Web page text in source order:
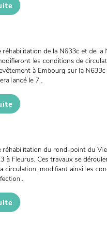
réhabilitation de la N633c et de
les conditions de
à Embourg sur la
lancé le 7...
réhabilitation du rond-point du
à Fleurus. Ces travaux se
circulation, modifiant ainsi les